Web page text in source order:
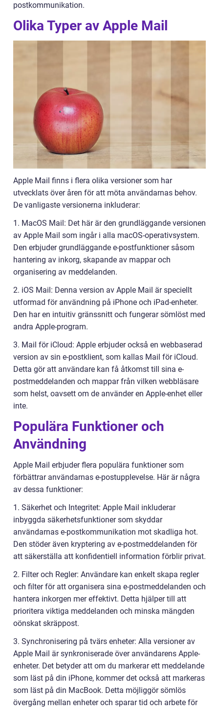
postkommunikation.
Olika Typer av Apple Mail
Apple Mail finns i flera olika versioner som har
utvecklats över åren för att möta användarnas behov.
De vanligaste versionerna inkluderar:
1. MacOS Mail: Det här är den grundläggande versionen
av Apple Mail som ingår i alla macOS-operativsystem.
Den erbjuder grundläggande e-postfunktioner såsom
hantering av inkorg, skapande av mappar och
organisering av meddelanden.
2. iOS Mail: Denna version av Apple Mail är speciellt
utformad för användning på iPhone och iPad-enheter.
Den har en intuitiv gränssnitt och fungerar sömlöst med
andra Apple-program.
3. Mail för iCloud: Apple erbjuder också en webbaserad
version av sin e-postklient, som kallas Mail för iCloud.
Detta gör att användare kan få åtkomst till sina e-
postmeddelanden och mappar från vilken webbläsare
som helst, oavsett om de använder en Apple-enhet eller
inte.
Populära Funktioner och
Användning
Apple Mail erbjuder flera populära funktioner som
förbättrar användarnas e-postupplevelse. Här är några
av dessa funktioner:
1. Säkerhet och Integritet: Apple Mail inkluderar
inbyggda säkerhetsfunktioner som skyddar
användarnas e-postkommunikation mot skadliga hot.
Den stöder även kryptering av e-postmeddelanden för
att säkerställa att konfidentiell information förblir privat.
2. Filter och Regler: Användare kan enkelt skapa regler
och filter för att organisera sina e-postmeddelanden och
hantera inkorgen mer effektivt. Detta hjälper till att
prioritera viktiga meddelanden och minska mängden
oönskat skräppost.
3. Synchronisering på tvärs enheter: Alla versioner av
Apple Mail är synkroniserade över användarens Apple-
enheter. Det betyder att om du markerar ett meddelande
som läst på din iPhone, kommer det också att markeras
som läst på din MacBook. Detta möjliggör sömlös
övergång mellan enheter och sparar tid och arbete för